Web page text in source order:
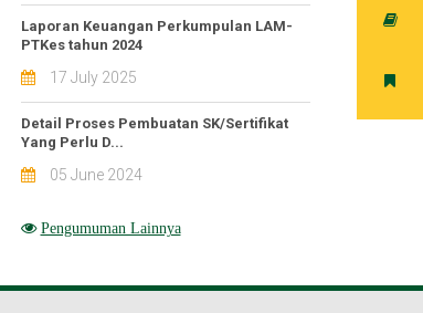
Laporan Keuangan Perkumpulan LAM-
PTKes tahun 2024
17 July 2025
Detail Proses Pembuatan SK/Sertifikat
Yang Perlu D...
05 June 2024
Pengumuman Lainnya